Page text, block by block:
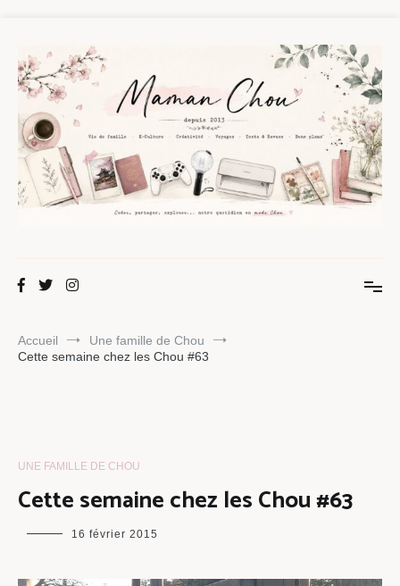
contenu
Maman Chou
Accueil
Une famille de Chou
Cette semaine chez les Chou #63
UNE FAMILLE DE CHOU
Cette semaine chez les Chou #63
maman
16 février 2015